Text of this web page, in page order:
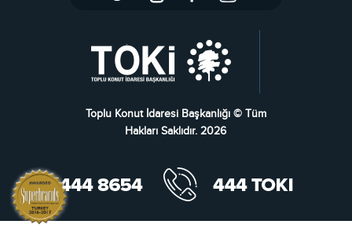
Toplu Konut İdaresi Başkanlığı © Tüm
Hakları Saklıdır. 2026